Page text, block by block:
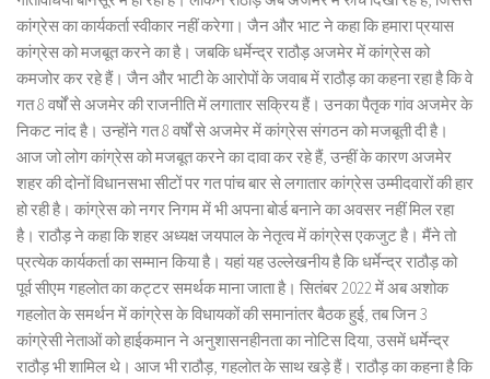
कांग्रेस का कार्यकर्ता स्वीकार नहीं करेगा। जैन और भाट ने कहा कि हमारा प्रयास
कांग्रेस को मजबूत करने का है। जबकि धर्मेन्द्र राठौड़ अजमेर में कांग्रेस को
कमजोर कर रहे हैं। जैन और भाटी के आरोपों के जवाब में राठौड़ का कहना रहा है कि वे
गत 8 वर्षों से अजमेर की राजनीति में लगातार सक्रिय हैं। उनका पैतृक गांव अजमेर के
निकट नांद है। उन्होंने गत 8 वर्षों से अजमेर में कांग्रेस संगठन को मजबूती दी है।
आज जो लोग कांग्रेस को मजबूत करने का दावा कर रहे हैं, उन्हीं के कारण अजमेर
शहर की दोनों विधानसभा सीटों पर गत पांच बार से लगातार कांग्रेस उम्मीदवारों की हार
हो रही है। कांग्रेस को नगर निगम में भी अपना बोर्ड बनाने का अवसर नहीं मिल रहा
है। राठौड़ ने कहा कि शहर अध्यक्ष जयपाल के नेतृत्व में कांग्रेस एकजुट है। मैंने तो
प्रत्येक कार्यकर्ता का सम्मान किया है। यहां यह उल्लेखनीय है कि धर्मेन्द्र राठौड़ को
पूर्व सीएम गहलोत का कट्टर समर्थक माना जाता है। सितंबर 2022 में अब अशोक
गहलोत के समर्थन में कांग्रेस के विधायकों की समानांतर बैठक हुई, तब जिन 3
कांग्रेसी नेताओं को हाईकमान ने अनुशासनहीनता का नोटिस दिया, उसमें धर्मेन्द्र
राठौड़ भी शामिल थे। आज भी राठौड़, गहलोत के साथ खड़े हैं। राठौड़ का कहना है कि